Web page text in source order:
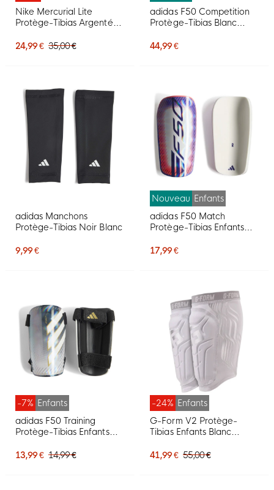
Nike Mercurial Lite
Protège-Tibias Argenté
24,99 € 35,00 €
adidas F50 Competition
Protège-Tibias Blanc
44,99 €
adidas Manchons
Protège-Tibias Noir Blanc
9,99 €
Nouveau Enfants
adidas F50 Match
Protège-Tibias Enfants
17,99 €
-7% Enfants
adidas F50 Training
Protège-Tibias Enfants
Noir
13,99 € 14,99 €
-24% Enfants
G-Form V2 Protège-
Tibias Enfants Blanc
41,99 € 55,00 €